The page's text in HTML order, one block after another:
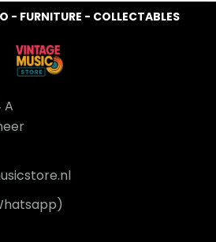
- FURNITURE - COLLECTABLES
A